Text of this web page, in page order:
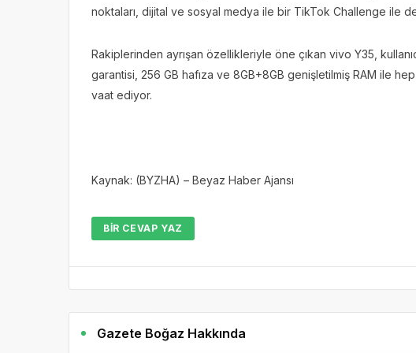
noktaları, dijital ve sosyal medya ile bir TikTok Challenge ile
Rakiplerinden ayrışan özellikleriyle öne çıkan vivo Y35,
garantisi, 256 GB hafıza ve 8GB+8GB genişletilmiş RAM ile
vaat ediyor.
Kaynak: (BYZHA) – Beyaz Haber Ajansı
BIR CEVAP YAZ
Gazete Boğaz Hakkında